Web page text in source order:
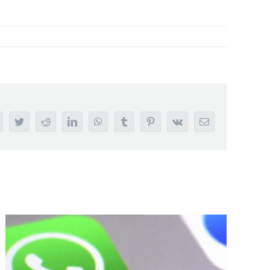
TwitterRedditLinkedInWhatsAppTumblrPinterest
Vk Email